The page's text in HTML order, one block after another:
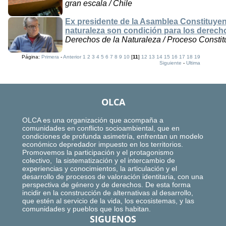
gran escala / Chile
Ex presidente de la Asamblea
naturaleza son condición para los
Derechos de la Naturaleza / Proceso
Página:Primera -Anterior 1 2 3 4 5 6 7 8 9 10 [11]12 13 14 15 16 17 18 19
Siguiente -Ultima
OLCA
OLCA es una organización que acompaña a
comunidades en conflicto socioambiental, que en
condiciones de profunda asimetría, enfrentan un modelo
económico depredador impuesto en los territorios.
Promovemos la participación y el protagonismo
colectivo, la sistematización y el intercambio de
experiencias y conocimientos, la articulación y el
desarrollo de procesos de valoración identitaria, con una
perspectiva de género y de derechos. De esta forma
incidir en la construcción de alternativas al desarrollo,
que estén al servicio de la vida, los ecosistemas, y las
comunidades y pueblos que los habitan.
SIGUENOS